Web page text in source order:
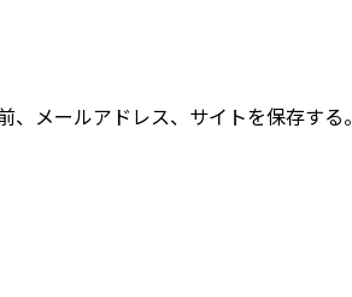
メールアドレス、サイトを保存する。